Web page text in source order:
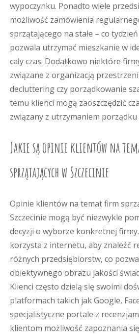
wypoczynku. Ponadto wiele
możliwość zamówienia
sprzątającego na stałe – co
pozwala utrzymać mieszkanie w
cały czas. Dodatkowo niektóre
związane z organizacją
decluttering czy porządkowanie
temu klienci mogą zaoszczędzić
związany z utrzymaniem
Jakie są opinie klientów na
sprzątających w Szczecinie
Opinie klientów na temat firm
Szczecinie mogą być niezwykle
decyzji o wyborze konkretnej
korzysta z internetu, aby znaleźć
różnych przedsiębiorstw, co
obiektywnego obrazu jakości
Klienci często dzielą się swoimi
platformach takich jak Google,
specjalistyczne portale z
klientom możliwość zapoznania